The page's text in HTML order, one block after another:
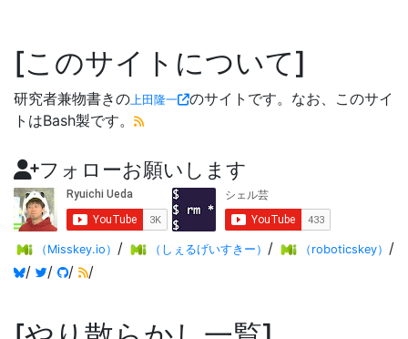
このサイトについて
研究者兼物書きの 上田隆一
のサイトです。なお、このサイ
トはBash製です。
フォローお願いします
（Misskey.io） / （しぇるげいすきー） / （roboticskey） /
/
/ / /